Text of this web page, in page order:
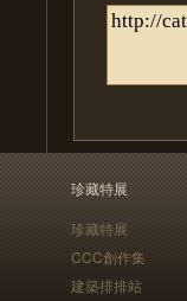
珍藏特展
珍藏特展
CCC創作集
建築排排站